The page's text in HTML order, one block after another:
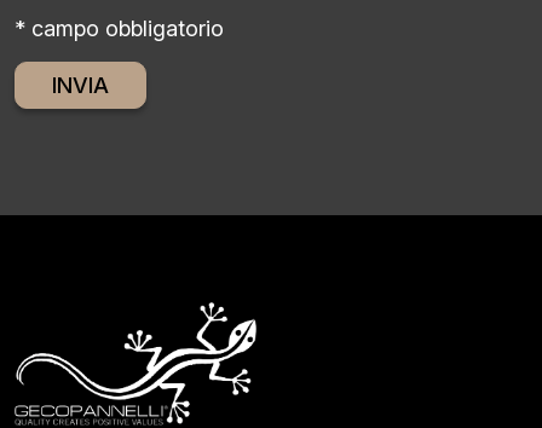
* campo obbligatorio